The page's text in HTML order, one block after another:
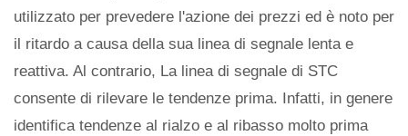
utilizzato per prevedere l'azione dei prezzi ed è noto per
il ritardo a causa della sua linea di segnale lenta e
reattiva. Al contrario, La linea di segnale di STC
consente di rilevare le tendenze prima. Infatti, in genere
identifica tendenze al rialzo e al ribasso molto prima